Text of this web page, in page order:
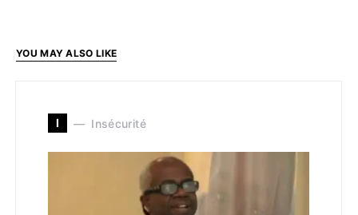
YOU MAY ALSO LIKE
I Insécurité